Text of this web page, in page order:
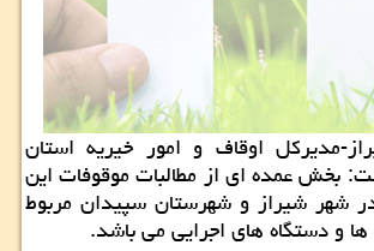
مدیركل اوقاف و امور خیریه استان
بخش عمده ای از مطالبات موقوفات این
شهر شیراز و شهرستان سپیدان مربوط
ها و دستگاه های اجرایی می باشد.